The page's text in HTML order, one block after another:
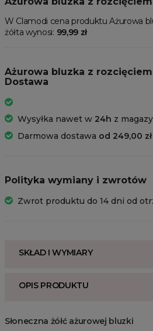
W Clamodi cena produktu Ażurowa
żółta wynosi: 99,99 zł
Ażurowa bluzka z rozcięciem
Dostawa
Wysyłka nawet w 24h z
Darmowa dostawa od 249,00 zł
Polityka wymiany i zwrotów
Zwrot produktu do 14 dni od
SKŁAD I WYMIARY
OPIS PRODUKTU
Słoneczna żółć ażurowej bluzki